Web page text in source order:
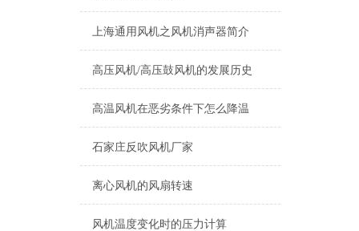
上海​通用风机之风机消声器简介
高压风机/高压鼓风机的发展历史
高温风机在恶劣条件下怎么降温
石家庄反吹风机厂家
离心风机的风扇转速
风机温度变化时的压力计算